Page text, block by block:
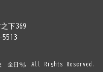
下369
5513
校 全日制, All Rights Reserved.